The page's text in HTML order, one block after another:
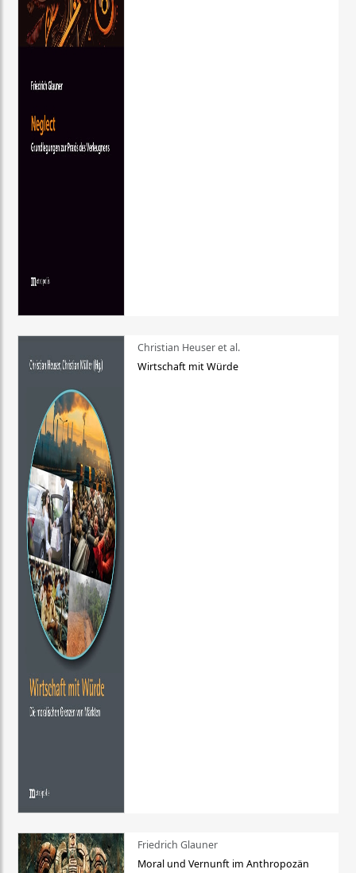
Christian Heuser et al.
Wirtschaft mit Würde
Friedrich Glauner
Moral und Vernunft im Anthropozän